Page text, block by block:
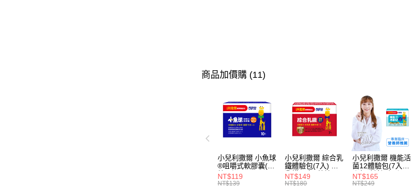
商品加價購 (11)
小兒利撒爾 小魚球
®咀嚼式軟膠囊(10
粒) ◇OMEGA-
3(EPA+DHA)+rTG
NT$119
NT$139
小兒利撒爾 綜合乳
鐵體驗包(7入) ◇
乳鐵蛋白+藻精蛋
白+DHA藻油+專利
NT$149
NT$180
小兒利撒爾 機能活
菌12體驗包(7入)
◇無砂糖添加◇
NT$165
NT$249